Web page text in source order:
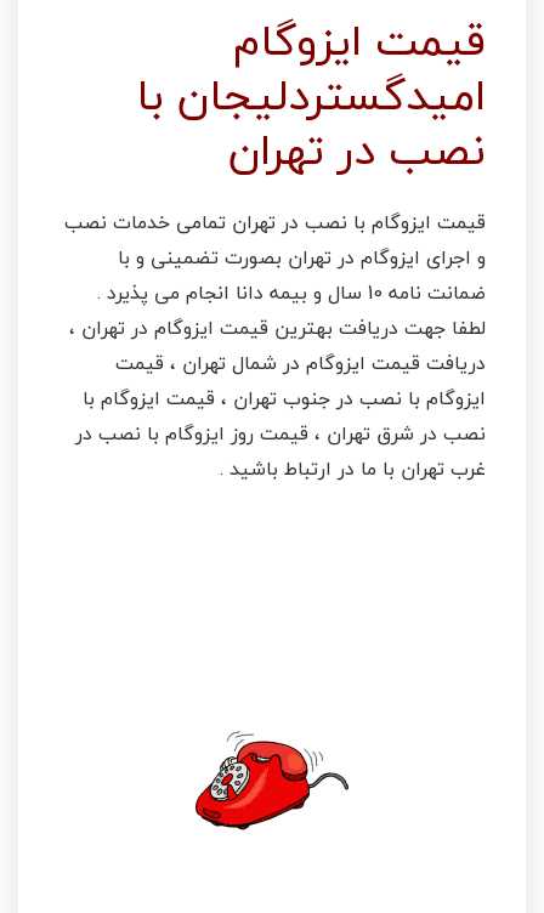
قیمت ایزوگام
امیدگستردلیجان با
نصب در تهران
قیمت ایزوگام با نصب در تهران تمامی خدمات نصب
و اجرای ایزوگام در تهران بصورت تضمینی و با
ضمانت نامه 10 سال و بیمه دانا انجام می پذیرد .
لطفا جهت دریافت بهترین قیمت ایزوگام در تهران ،
دریافت قیمت ایزوگام در شمال تهران ، قیمت
ایزوگام با نصب در جنوب تهران ، قیمت ایزوگام با
نصب در شرق تهران ، قیمت روز ایزوگام با نصب در
غرب تهران با ما در ارتباط باشید .